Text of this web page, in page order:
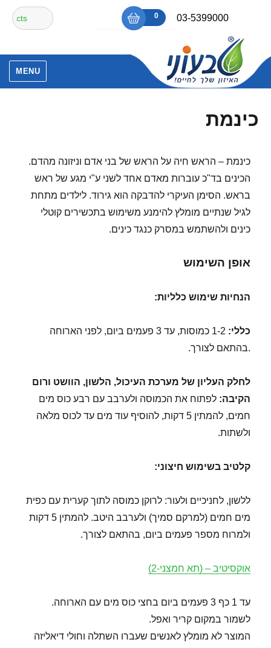
content
03-5399000
₪0
0
אין מוצרים בסל הקניות.
חיפוש
עבור:
MENU
כינמת
כינמת – הראש חיה על הראש של בני אדם וניזונה מהדם.
הכינים בד"כ עוברות מאדם אחד לשני ע"י מגע של ראש
בראש. הסימן העיקרי להדבקה הוא גירוד. לילדים מתחת
לגיל שנתיים מומלץ להימנע משימוש בתכשירים קוטלי
כינים ולהשתמש במסרק כנגד כינים.
אופן השימוש
הנחיות שימוש כלליות:
כללי:
1-2 כמוסות, עד 3 פעמים ביום, לפני הארוחה
.בהתאם לצורך.
לחלק העליון של מערכת העיכול, הלשון, הוושט ורום
הקיבה:לפתוח את הכמוסה ולערבב עם רבע כוס מים
חמים, להמתין 5 דקות, להוסיף עוד מים עד לכוס מלאה
ולשתות.
קלטיב בשימוש חיצוני:
ללשון, לחניכיים ולעור: לרוקן כמוסה לתוך קערית עם כפית
מים חמים (למרקם סמיך) ולערבב היטב. להמתין 5 דקות
ולמרוח מספר פעמים ביום, בהתאם לצורך.
אוקסיטיב – (תא חמצני-2)
עד 1 כף 3 פעמים ביום בחצי כוס מים עם הארוחה.
לשמור במקום קריר ואפל.
המוצר לא מומלץ לאנשים שעברו השתלה וחולי דיאליזה